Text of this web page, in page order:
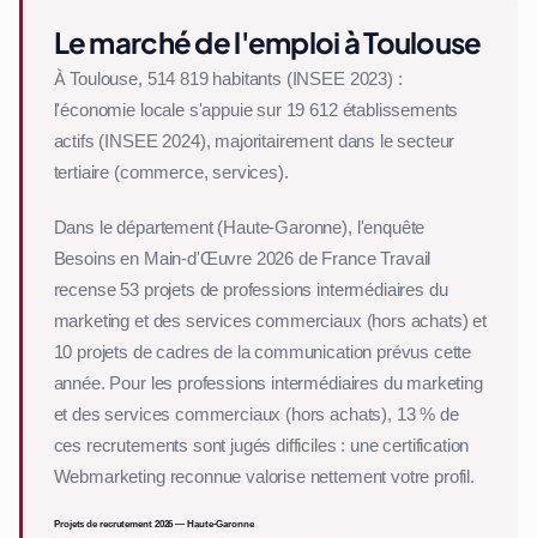
Le marché de l'emploi à Toulouse
À Toulouse, 514 819 habitants (INSEE 2023) :
l'économie locale s'appuie sur 19 612 établissements
actifs (INSEE 2024), majoritairement dans le secteur
tertiaire (commerce, services).
Dans le département (Haute-Garonne), l'enquête
Besoins en Main-d'Œuvre 2026 de France Travail
recense 53 projets de professions intermédiaires du
marketing et des services commerciaux (hors achats) et
10 projets de cadres de la communication prévus cette
année. Pour les professions intermédiaires du marketing
et des services commerciaux (hors achats), 13 % de
ces recrutements sont jugés difficiles : une certification
Webmarketing reconnue valorise nettement votre profil.
Projets de recrutement 2026 — Haute-Garonne